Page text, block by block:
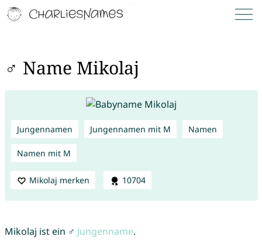
♂ Name Mikolaj
Jungennamen Jungennamen mit M Namen
Namen mit M
Mikolaj merken 10704
Mikolaj ist ein ♂ Jungenname.